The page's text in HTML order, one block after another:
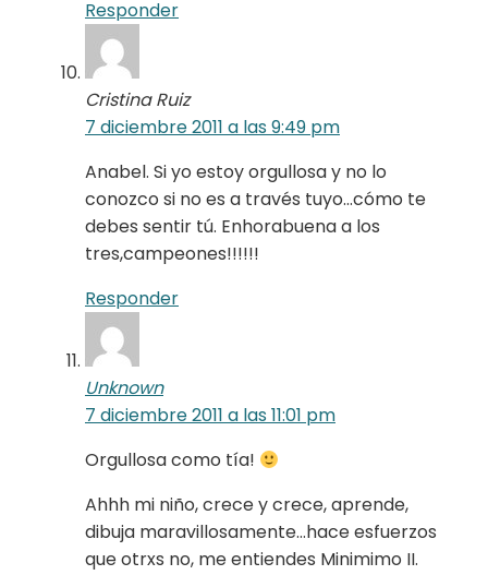
Responder
Cristina Ruiz
7 diciembre 2011 a las 9:49 pm
Anabel. Si yo estoy orgullosa y no lo
conozco si no es a través tuyo…cómo te
debes sentir tú. Enhorabuena a los
tres,campeones!!!!!!
Responder
Unknown
7 diciembre 2011 a las 11:01 pm
Orgullosa como tía!
Ahhh mi niño, crece y crece, aprende,
dibuja maravillosamente…hace esfuerzos
que otrxs no, me entiendes Minimimo II.